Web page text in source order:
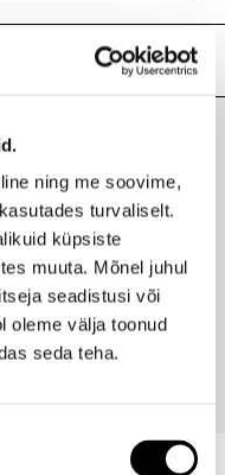
ning me soovime,
turvaliselt.
küpsiste
muuta. Mõnel juhul
seadistusi või
oleme välja toonud
seda teha.
c10-18
coco-
caprylyl
90 montmorillonite,
tocopherol,
+/-: mica, iron oxides
dioxide (ci 77891),
fd&c yellow no.
7 calcium lake (ci
15850), fd&c blue no. 1
tooted